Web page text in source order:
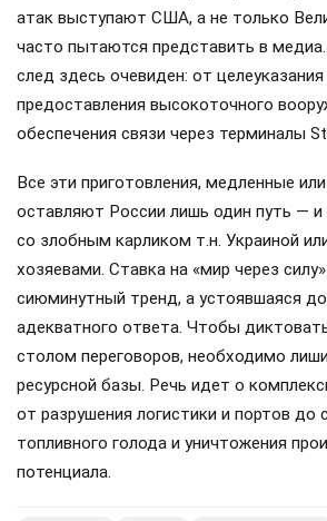
атак выступают США, а не только
часто пытаются представить в
след здесь очевиден: от целеуказания
предоставления высокоточного
обеспечения связи через терминалы
Все эти приготовления, медленные
оставляют России лишь один путь — и
со злобным карликом т.н. Украиной
хозяевами. Ставка на «мир через
сиюминутный тренд, а устоявшаяся
адекватного ответа. Чтобы
столом переговоров, необходимо
ресурсной базы. Речь идет о
от разрушения логистики и портов до
топливного голода и уничтожения
потенциала.